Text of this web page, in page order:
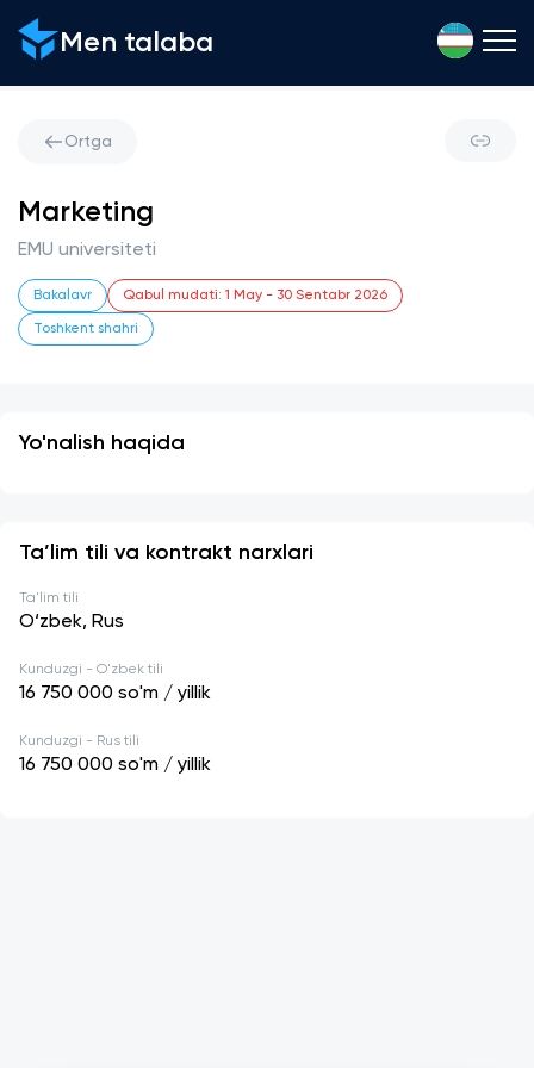
Men talaba
Ortga
Marketing
EMU universiteti
Bakalavr Qabul mudati: 1 May - 30 Sentabr 2026
Toshkent shahri
Yo'nalish haqida
Ta’lim tili va kontrakt narxlari
Ta'lim tili
O‘zbek, Rus
Kunduzgi - O'zbek tili
16 750 000 so'm / yillik
Kunduzgi - Rus tili
16 750 000 so'm / yillik